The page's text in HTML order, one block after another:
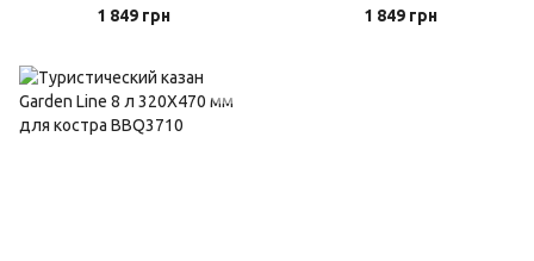
с решеткой 38х25х35 см
1 849 грн
с решеткой 38x25x35 см
1 849 грн